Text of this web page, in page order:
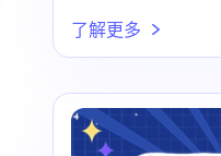
了解更多